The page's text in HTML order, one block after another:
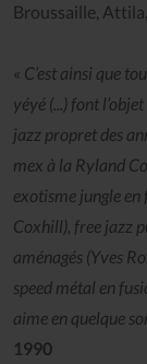
Broussaille,
« C’est ainsi que
yéyé (...) font
jazz propret des
mex à la Ryland
exotisme jungle
Coxhill), free jazz
aménagés (Yves
speed métal en
aime en quelque
1990